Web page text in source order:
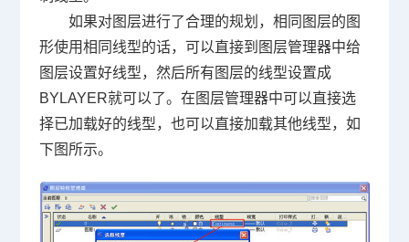
如果对图层进行了合理的规划，相同图层的图
形使用相同线型的话，可以直接到图层管理器中给
图层设置好线型，然后所有图层的线型设置成
BYLAYER就可以了。在图层管理器中可以直接选
择已加载好的线型，也可以直接加载其他线型，如
下图所示。